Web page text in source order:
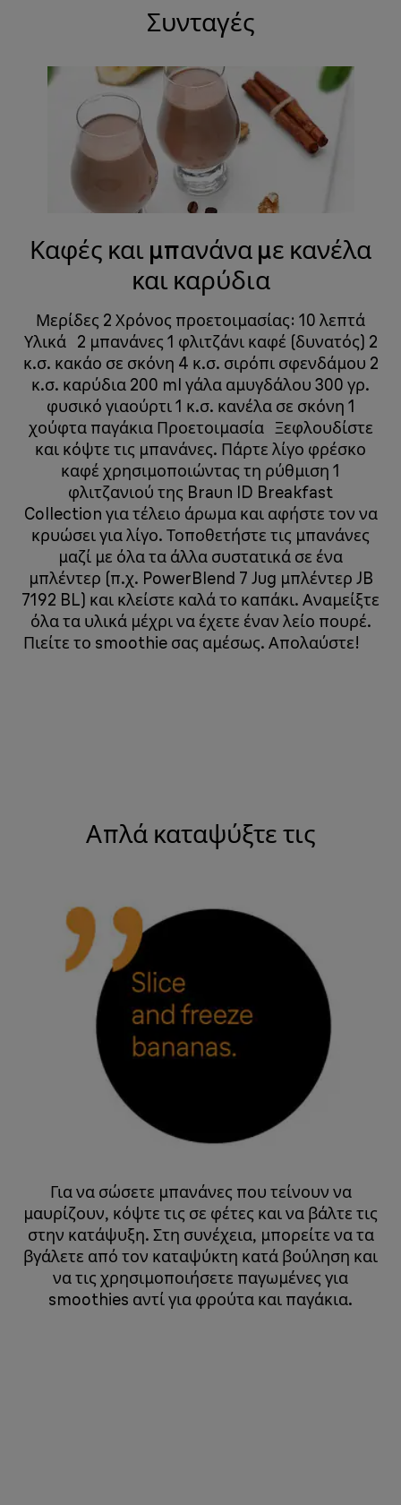
Συνταγές
Καφές και μπανάνα με κανέλα
και καρύδια
Μερίδες 2 Χρόνος προετοιμασίας: 10 λεπτά
Υλικά 2 μπανάνες 1 φλιτζάνι καφέ (δυνατός) 2
κ.σ. κακάο σε σκόνη 4 κ.σ. σιρόπι σφενδάμου 2
κ.σ. καρύδια 200 ml γάλα αμυγδάλου 300 γρ.
φυσικό γιαούρτι 1 κ.σ. κανέλα σε σκόνη 1
χούφτα παγάκια Προετοιμασία Ξεφλουδίστε
και κόψτε τις μπανάνες. Πάρτε λίγο φρέσκο
καφέ χρησιμοποιώντας τη ρύθμιση 1
φλιτζανιού της Braun ID Breakfast
Collection για τέλειο άρωμα και αφήστε τον να
κρυώσει για λίγο. Τοποθετήστε τις μπανάνες
μαζί με όλα τα άλλα συστατικά σε ένα
μπλέντερ (π.χ. PowerBlend 7 Jug μπλέντερ JB
7192 BL) και κλείστε καλά το καπάκι. Αναμείξτε
όλα τα υλικά μέχρι να έχετε έναν λείο πουρέ.
Πιείτε το smoothie σας αμέσως. Απολαύστε!
Απλά καταψύξτε τις
Για να σώσετε μπανάνες που τείνουν να
μαυρίζουν, κόψτε τις σε φέτες και να βάλτε τις
στην κατάψυξη. Στη συνέχεια, μπορείτε να τα
βγάλετε από τον καταψύκτη κατά βούληση και
να τις χρησιμοποιήσετε παγωμένες για
smoothies αντί για φρούτα και παγάκια.